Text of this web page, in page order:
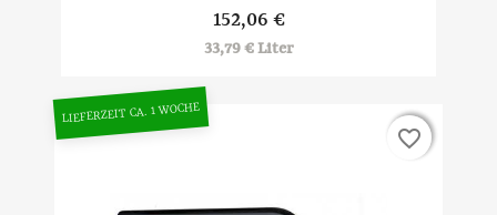
152,06 €
33,79 € Liter
LIEFERZEIT CA. 1 WOCHE
favorite_border
favorite_border